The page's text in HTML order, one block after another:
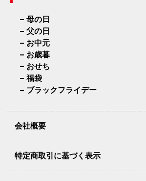
母の日
父の日
お中元
お歳暮
おせち
福袋
ブラックフライデー
会社概要
特定商取引に基づく表示